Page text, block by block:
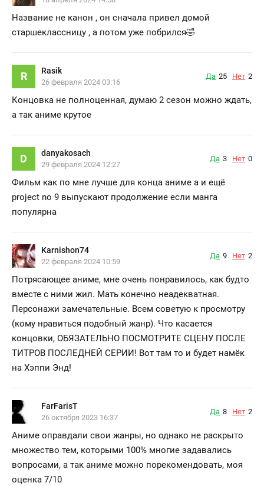
Название не канон , он сначала привел домой
старшеклассницу , а потом уже побрился🤣
R Rasik
26 февраля 2024 03:16
Да 25 Нет 2
Концовка не полноценная, думаю 2 сезон можно ждать,
а так аниме крутое
D danyakosach
29 февраля 2024 12:27
Да 3 Нет 0
Фильм как по мне лучше для конца аниме а и ещё
project no 9 выпускают продолжение если манга
популярна
Karnishon74
22 февраля 2024 10:59
Да 9 Нет 2
Потрясающее аниме, мне очень понравилось, как будто
вместе с ними жил. Мать конечно неадекватная.
Персонажи замечательные. Всем советую к просмотру
(кому нравиться подобный жанр). Что касается
концовки, ОБЯЗАТЕЛЬНО ПОСМОТРИТЕ СЦЕНУ ПОСЛЕ
ТИТРОВ ПОСЛЕДНЕЙ СЕРИИ! Вот там то и будет намёк
на Хэппи Энд!
FarFarisT
26 октября 2023 16:37
Да 8 Нет 2
Аниме оправдали свои жанры, но однако не раскрыто
множество тем, которыми 100% многие задавались
вопросами, а так аниме можно порекомендовать, моя
оценка 7/10